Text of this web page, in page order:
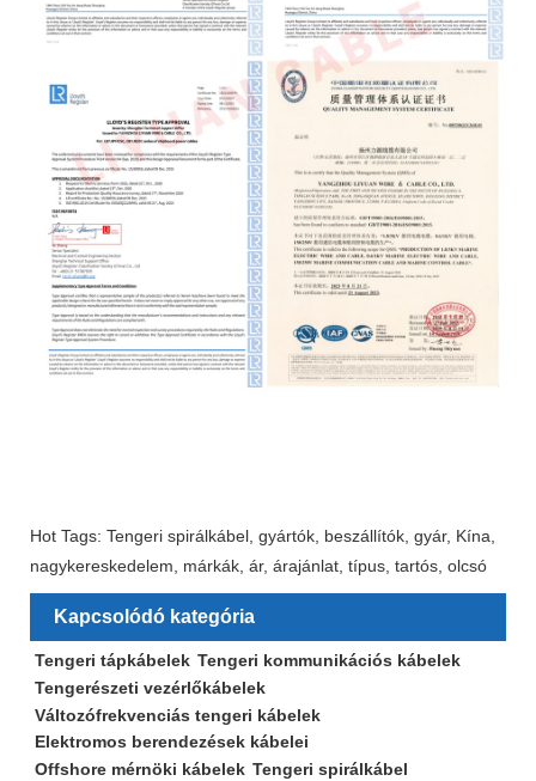
Hot Tags: Tengeri spirálkábel, gyártók, beszállítók, gyár, Kína,
nagykereskedelem, márkák, ár, árajánlat, típus, tartós, olcsó
Kapcsolódó kategória
Tengeri tápkábelek Tengeri kommunikációs kábelek
Tengerészeti vezérlőkábelek
Változófrekvenciás tengeri kábelek
Elektromos berendezések kábelei
Offshore mérnöki kábelek Tengeri spirálkábel